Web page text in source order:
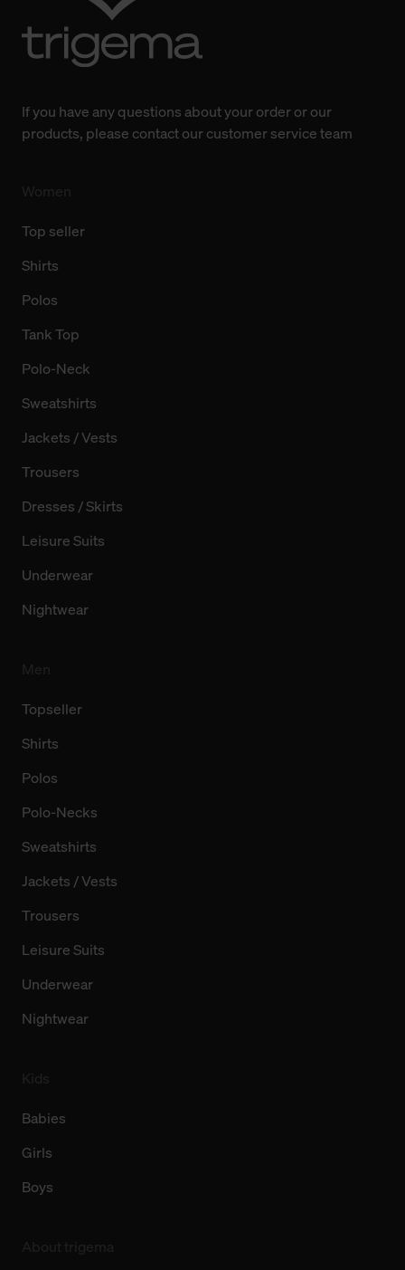
Weitere Informationen über Cookies und Web-
Technologien sowie die Nutzung Ihrer persönlichen Daten
If you have any questions about your order or our
products, please contact our customer service team
Top seller
Shirts
Polos
Tank Top
Polo-Neck
Sweatshirts
Jackets / Vests
Trousers
Dresses / Skirts
Leisure Suits
Underwear
Nightwear
Topseller
Shirts
Polos
Polo-Necks
Sweatshirts
Jackets / Vests
Trousers
Leisure Suits
Underwear
Nightwear
Babies
Girls
Boys